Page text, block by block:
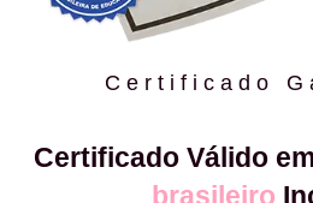
Certificado
Certificado Válido em
brasileiro